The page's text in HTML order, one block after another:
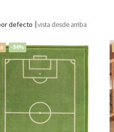
defecto vista desde arriba
-34%